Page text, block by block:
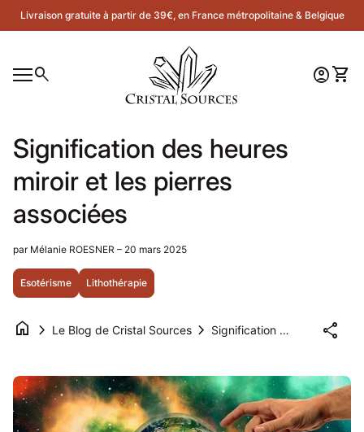
Skip to content
Livraison gratuite à partir de 39€, en France métropolitaine & Belgique
Navigation mobile
search
Accueil
Compte
account_circle Voir
shopping_cart
Signification des heures
miroir et les pierres
associées
par Mélanie ROESNER – 20 mars 2025
Esotérisme Lithothérapie
home chevron_right Le Blog de Cristal Sources chevron_right Signification des heures miroir et les pierres associées share